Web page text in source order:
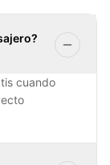
cuando